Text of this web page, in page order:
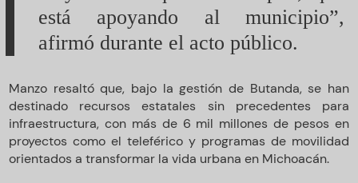
está apoyando al municipio”,
afirmó durante el acto público.
Manzo resaltó que, bajo la gestión de Butanda, se han
destinado recursos estatales sin precedentes para
infraestructura, con más de 6 mil millones de pesos en
proyectos como el teleférico y programas de movilidad
orientados a transformar la vida urbana en Michoacán.